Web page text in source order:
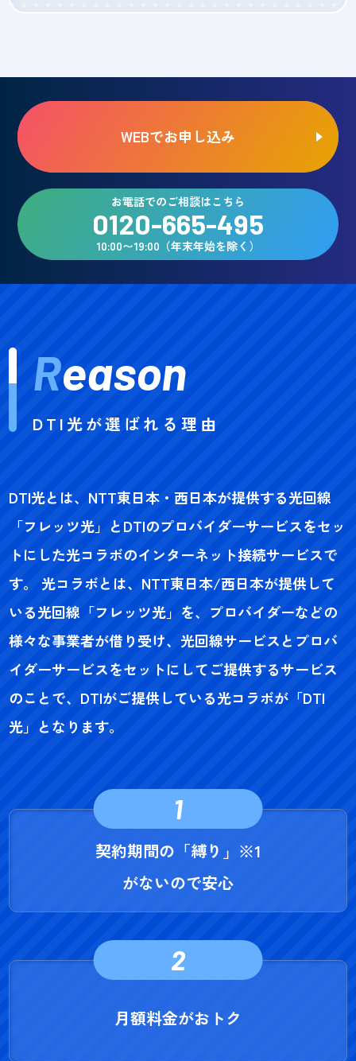
WEBでお申し込み
お電話でのご相談はこちら
0120-665-495
10:00〜19:00（年末年始を除く）
Reason
DTI光が選ばれる理由
DTI光とは、NTT東日本・西日本が提供する光回線
「フレッツ光」とDTIのプロバイダーサービスをセッ
トにした光コラボのインターネット接続サービスで
す。 光コラボとは、NTT東日本/西日本が提供して
いる光回線「フレッツ光」を、プロバイダーなどの
様々な事業者が借り受け、光回線サービスとプロバ
イダーサービスをセットにしてご提供するサービス
のことで、DTIがご提供している光コラボが「DTI
光」となります。
1
契約期間の「縛り」 ※1
がないので安心
2
月額料金がおトク